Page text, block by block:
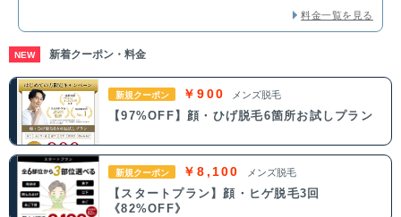
料金一覧を見る
NEW 新着クーポン・料金
新規クーポン ￥900 メンズ脱毛
【97%OFF】顔・ひげ脱毛6箇所お試しプラン
新規クーポン ￥8,100 メンズ脱毛
【スタートプラン】顔・ヒゲ脱毛3回
《82%OFF》